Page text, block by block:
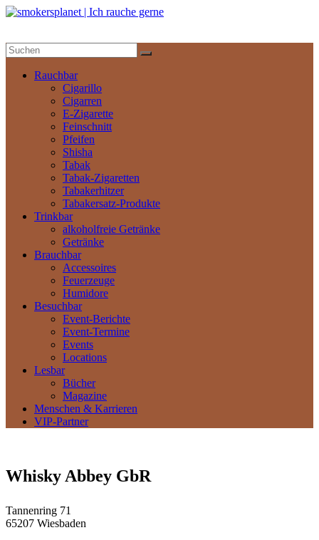
Zum
|
rauche
Nachrichtenportal
Rauchbar
Cigarillo
Cigarren
E-Zigarette
Feinschnitt
Pfeifen
Shisha
Tabak
Tabak-Zigaretten
Tabakerhitzer
Tabakersatz-Produkte
Trinkbar
alkoholfreie Getränke
Getränke
Brauchbar
Accessoires
Feuerzeuge
Humidore
Besuchbar
Event-Berichte
Event-Termine
Events
Locations
Lesbar
Bücher
Magazine
Menschen & Karrieren
VIP-Partner
Whisky Abbey GbR
Tannenring 71
65207 Wiesbaden